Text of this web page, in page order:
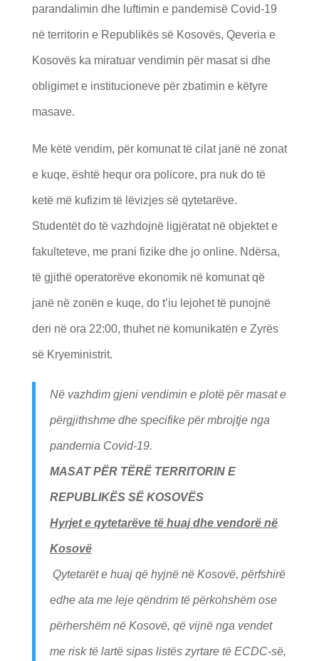
parandalimin dhe luftimin e pandemisë Covid-19
në territorin e Republikës së Kosovës, Qeveria e
Kosovës ka miratuar vendimin për masat si dhe
obligimet e institucioneve për zbatimin e këtyre
masave.
Me këtë vendim, për komunat të cilat janë në zonat
e kuqe, është hequr ora policore, pra nuk do të
ketë më kufizim të lëvizjes së qytetarëve.
Studentët do të vazhdojnë ligjëratat në objektet e
fakulteteve, me prani fizike dhe jo online. Ndërsa,
të gjithë operatorëve ekonomik në komunat që
janë në zonën e kuqe, do t’iu lejohet të punojnë
deri në ora 22:00, thuhet në komunikatën e Zyrës
së Kryeministrit.
Në vazhdim gjeni vendimin e plotë për masat e
përgjithshme dhe specifike për mbrojtje nga
pandemia Covid-19.
MASAT PËR TËRË TERRITORIN E
REPUBLIKËS SË KOSOVËS
Hyrjet e qytetarëve të huaj dhe vendorë në
Kosovë
Qytetarët e huaj që hyjnë në Kosovë, përfshirë
edhe ata me leje qëndrim të përkohshëm ose
përhershëm në Kosovë, që vijnë nga vendet
me risk të lartë sipas listës zyrtare të ECDC-së,